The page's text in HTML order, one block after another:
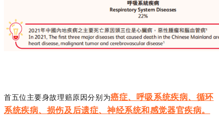
首五位主要身故理赔原因分别为癌症、呼吸系统疾病、循环
系统疾病、损伤及后遗症、神经系统和感觉器官疾病。